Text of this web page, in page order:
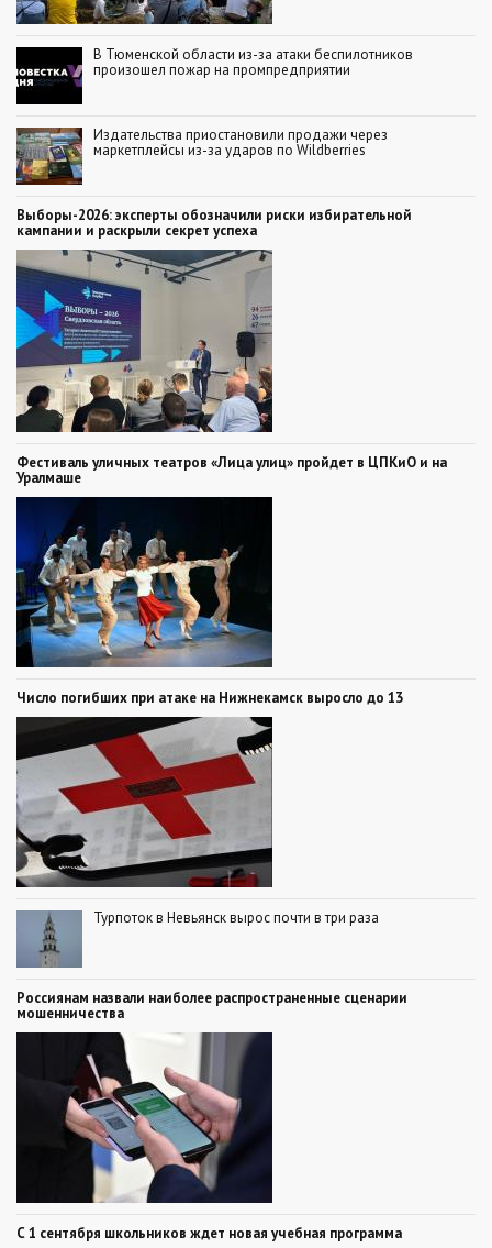
В Тюменской области из-за атаки беспилотников
произошел пожар на промпредприятии
Издательства приостановили продажи через
маркетплейсы из-за ударов по Wildberries
Выборы-2026: эксперты обозначили риски избирательной
кампании и раскрыли секрет успеха
Фестиваль уличных театров «Лица улиц» пройдет в ЦПКиО и на
Уралмаше
Число погибших при атаке на Нижнекамск выросло до 13
Турпоток в Невьянск вырос почти в три раза
Россиянам назвали наиболее распространенные сценарии
мошенничества
С 1 сентября школьников ждет новая учебная программа